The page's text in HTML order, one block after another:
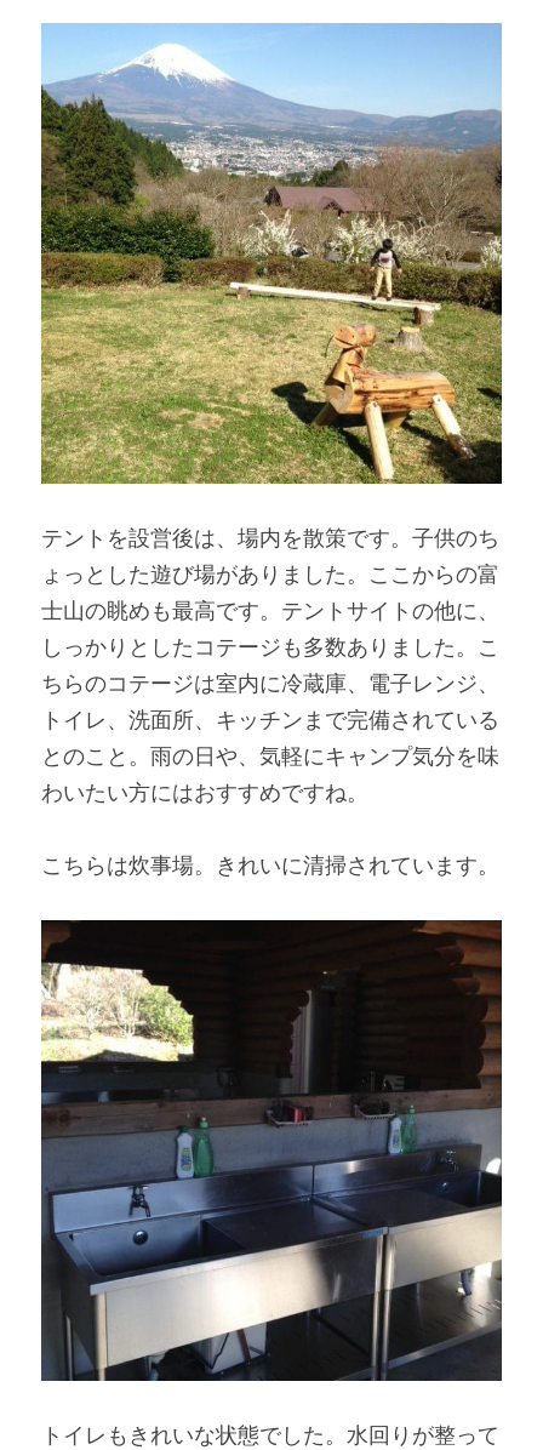
テントを設営後は、場内を散策です。子供のち
ょっとした遊び場がありました。ここからの富
士山の眺めも最高です。テントサイトの他に、
しっかりとしたコテージも多数ありました。こ
ちらのコテージは室内に冷蔵庫、電子レンジ、
トイレ、洗面所、キッチンまで完備されている
とのこと。雨の日や、気軽にキャンプ気分を味
わいたい方にはおすすめですね。
こちらは炊事場。きれいに清掃されています。
トイレもきれいな状態でした。水回りが整って